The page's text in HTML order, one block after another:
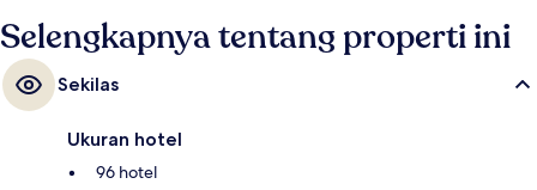
Selengkapnya tentang properti ini
Sekilas
Ukuran hotel
96 hotel